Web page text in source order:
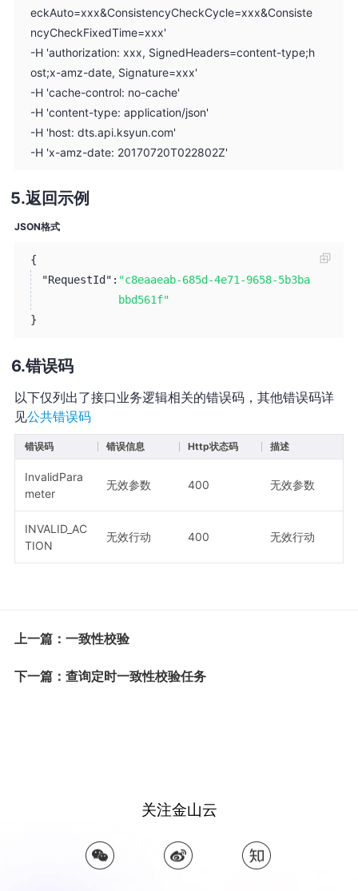
eckAuto=xxx&ConsistencyCheckCycle=xxx&Consiste
ncyCheckFixedTime=xxx'
-H 'authorization: xxx, SignedHeaders=content-type;h
ost;x-amz-date, Signature=xxx'
-H 'cache-control: no-cache'
-H 'content-type: application/json'
-H 'host: dts.api.ksyun.com'
-H 'x-amz-date: 20170720T022802Z'
返回示例
JSON格式
{
"RequestId": "c8eaaeab-685d-4e71-9658-5b3ba
bbd561f"
}
错误码
以下仅列出了接口业务逻辑相关的错误码，其他错误码详
见公共错误码
错误码 错误信息 Http状态码 描述
InvalidPara
meter
无效参数 400 无效参数
INVALID_AC
TION
无效行动 400 无效行动
上一篇：一致性校验
下一篇：查询定时一致性校验任务
关注金山云